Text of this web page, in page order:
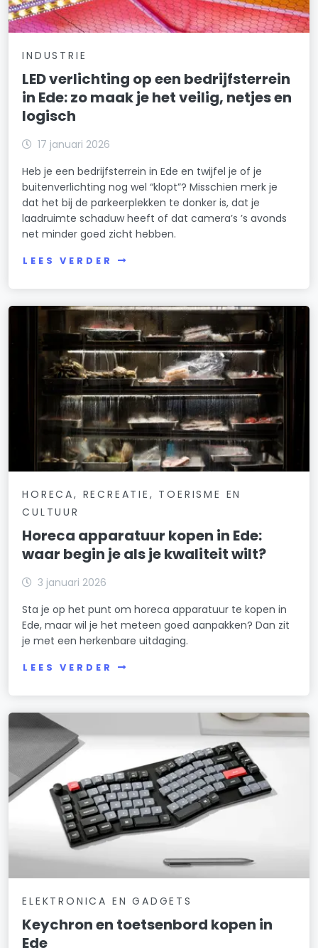
INDUSTRIE
LED verlichting op een bedrijfsterrein
in Ede: zo maak je het veilig, netjes en
logisch
17 januari 2026
Heb je een bedrijfsterrein in Ede en twijfel je of je
buitenverlichting nog wel “klopt”? Misschien merk je
dat het bij de parkeerplekken te donker is, dat je
laadruimte schaduw heeft of dat camera’s ’s avonds
net minder goed zicht hebben.
LEES VERDER
HORECA, RECREATIE, TOERISME EN
CULTUUR
Horeca apparatuur kopen in Ede:
waar begin je als je kwaliteit wilt?
3 januari 2026
Sta je op het punt om horeca apparatuur te kopen in
Ede, maar wil je het meteen goed aanpakken? Dan zit
je met een herkenbare uitdaging.
LEES VERDER
ELEKTRONICA EN GADGETS
Keychron en toetsenbord kopen in
Ede